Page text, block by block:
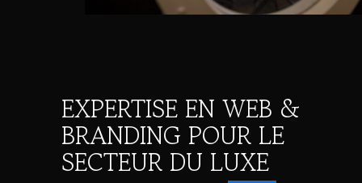
EXPERTISE EN WEB &
BRANDING POUR LE
SECTEUR DU LUXE